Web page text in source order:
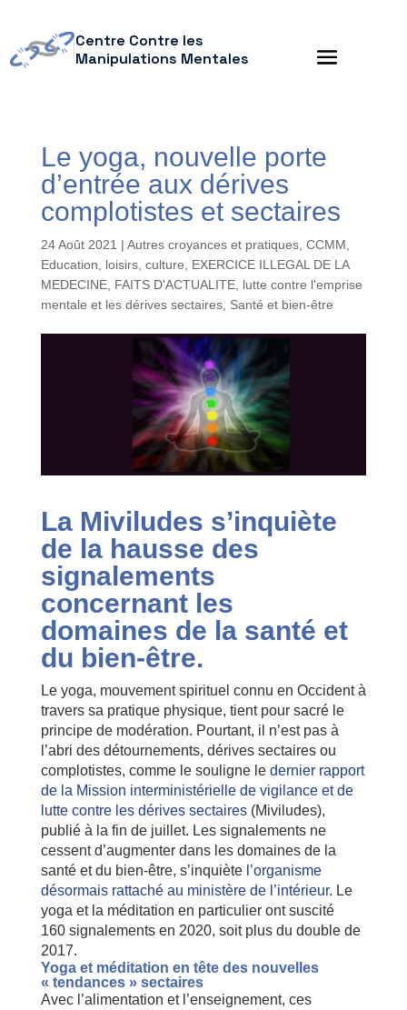
Centre Contre les
Manipulations Mentales
Le yoga, nouvelle porte
d’entrée aux dérives
complotistes et sectaires
24 Août 2021 | Autres croyances et pratiques, CCMM
Education, loisirs, culture
EXERCICE ILLEGAL DE LA
MEDECINE, FAITS D'ACTUALITE, lutte contre l'emprise
mentale et les dérives sectaires, Santé et bien-être
La Miviludes s’inquiète
de la hausse des
signalements
concernant les
domaines de la santé et
du bien-être.
Le yoga, mouvement spirituel connu en Occident à
travers sa pratique physique, tient pour sacré le
principe de modération. Pourtant, il n’est pas à
l’abri des détournements, dérives sectaires ou
complotistes, comme le souligne le dernier rapport
de la Mission interministérielle de vigilance et de
lutte contre les dérives sectaires(Miviludes),
publié à la fin de juillet. Les signalements ne
cessent d’augmenter dans les domaines de la
santé et du bien-être, s’inquiète l’organisme
désormais rattaché au ministère de l’intérieur. Le
yoga et la méditation en particulier ont suscité
160 signalements en 2020, soit plus du double de
2017.
Yoga et méditation en tête des nouvelles
« tendances » sectaires
Avec l’alimentation et l’enseignement, ces